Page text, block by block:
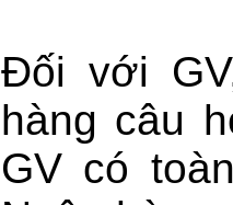
Đối với
hàng câu
GV có